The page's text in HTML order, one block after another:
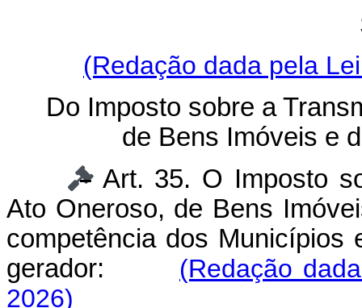
(Redação dada pela
Do Imposto sobre a
de Bens Imóveis e
Art. 35. O Imposto
Ato Oneroso, de Bens
competência dos Municípios
gerador: (Redação
2026)